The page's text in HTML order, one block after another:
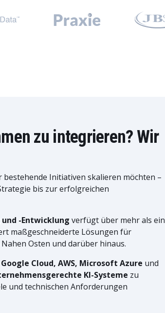
zu integrieren? Wir
bestehende Initiativen skalieren möchten –
bis zur erfolgreichen
-Entwicklung verfügt über mehr als ein
maßgeschneiderte Lösungen für
Osten und darüber hinaus.
Google Cloud, AWS, Microsoft Azure und
KI-Systeme zu
und technischen Anforderungen